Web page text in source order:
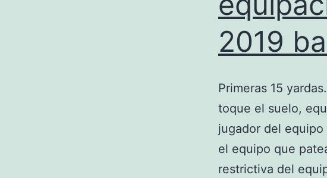
2019
Primeras 15
toque el suelo,
jugador del
el equipo que
restrictiva del